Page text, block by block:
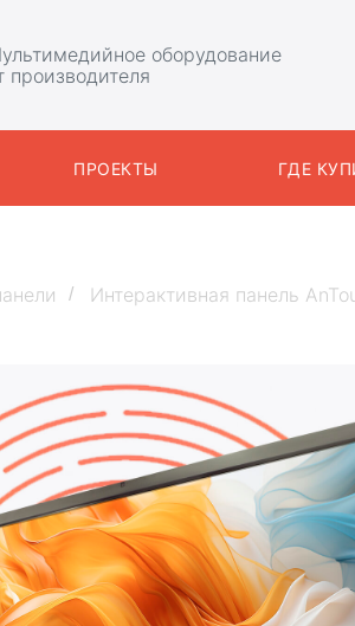
оборудование
производителя
ПРОЕКТЫ ГДЕ
/ Интерактивная панель